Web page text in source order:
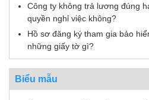
Công ty không trả lương đúng
quyền nghỉ việc không?
Hồ sơ đăng ký tham gia bảo
những giấy tờ gì?
Biểu mẫu